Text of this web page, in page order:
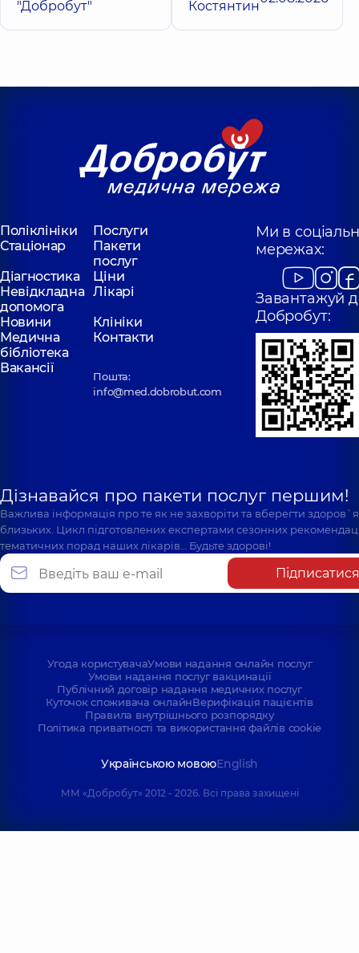
"Добробут" Костянтин
Поліклініки
Послуги
Стаціонар
Пакети
послуг
Діагностика
Ціни
Невідкладна
допомога
Лікарі
Новини
Клініки
Медична
бібліотека
Контакти
Вакансії
Пошта:
info@med.dobrobut.com
Ми в
мережах:
Завантажуй
Добробут:
Дізнавайся про пакети послуг першим!
Важлива інформація про те як не захворіти та вберегти
близьких. Цикл підготовлених експертами сезонних
тематичних порад наших лікарів… Будьте здорові!
Підписатися
Угода користувачаУмови надання онлайн послуг
Умови надання послуг вакцинації
Публічний договір надання медичних послуг
Куточок споживача онлайнВерифікація пацієнтів
Правила внутрішнього розпорядку
Політика приватності та використання файлів cookie
Українською мовоюEnglish
ММ «Добробут» 2012 - 2026. Всі права захищені